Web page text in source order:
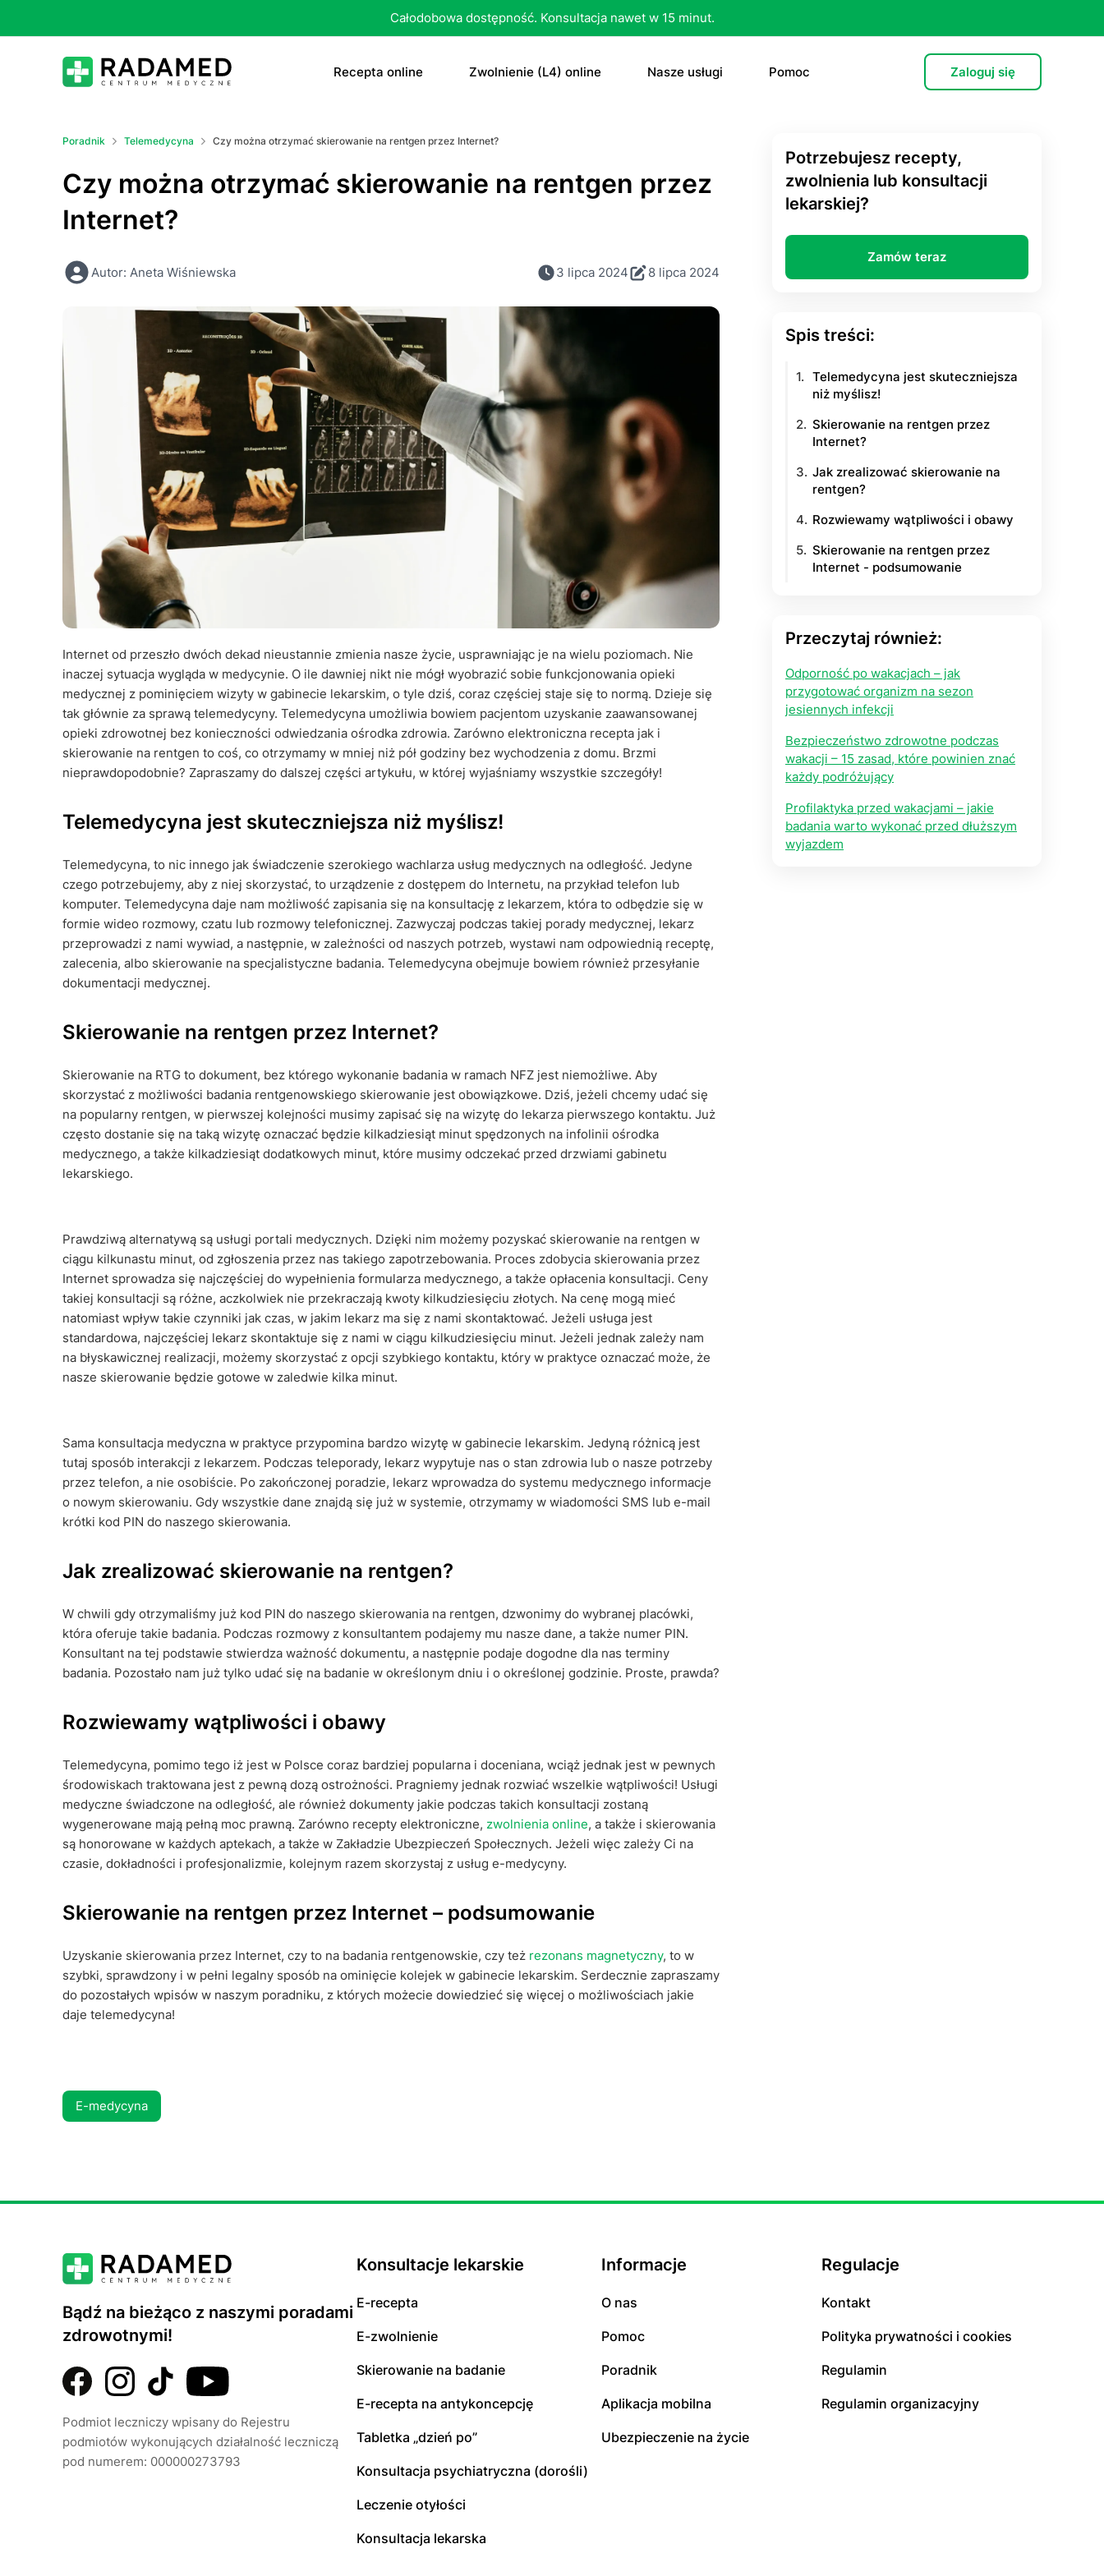
Całodobowa dostępność. Konsultacja nawet w 15 minut.
Recepta online Zwolnienie (L4) online Nasze usługi
Konsultacja lekarska
CT
Konsultacja psychiatryczna (dorośli)
Ubezpieczenie na życie
Pomoc Zaloguj się
Poradnik Telemedycyna Czy można otrzymać skierowanie na rentgen przez Internet?
Czy można otrzymać skierowanie na rentgen przez
Internet?
Autor: Aneta Wiśniewska 3 lipca 2024 8 lipca 2024
Internet od przeszło dwóch dekad nieustannie zmienia nasze życie, usprawniając je na wielu poziomach. Nie
inaczej sytuacja wygląda w medycynie. O ile dawniej nikt nie mógł wyobrazić sobie funkcjonowania opieki
medycznej z pominięciem wizyty w gabinecie lekarskim, o tyle dziś, coraz częściej staje się to normą. Dzieje się
tak głównie za sprawą telemedycyny. Telemedycyna umożliwia bowiem pacjentom uzyskanie zaawansowanej
opieki zdrowotnej bez konieczności odwiedzania ośrodka zdrowia. Zarówno elektroniczna recepta jak i
skierowanie na rentgen to coś, co otrzymamy w mniej niż pół godziny bez wychodzenia z domu. Brzmi
nieprawdopodobnie? Zapraszamy do dalszej części artykułu, w której wyjaśniamy wszystkie szczegóły!
Telemedycyna jest skuteczniejsza niż myślisz!
Telemedycyna, to nic innego jak świadczenie szerokiego wachlarza usług medycznych na odległość. Jedyne
czego potrzebujemy, aby z niej skorzystać, to urządzenie z dostępem do Internetu, na przykład telefon lub
komputer. Telemedycyna daje nam możliwość zapisania się na konsultację z lekarzem, która to odbędzie się w
formie wideo rozmowy, czatu lub rozmowy telefonicznej. Zazwyczaj podczas takiej porady medycznej, lekarz
przeprowadzi z nami wywiad, a następnie, w zależności od naszych potrzeb, wystawi nam odpowiednią receptę,
zalecenia, albo skierowanie na specjalistyczne badania. Telemedycyna obejmuje bowiem również przesyłanie
dokumentacji medycznej.
Skierowanie na rentgen przez Internet?
Skierowanie na RTG to dokument, bez którego wykonanie badania w ramach NFZ jest niemożliwe. Aby
skorzystać z możliwości badania rentgenowskiego skierowanie jest obowiązkowe. Dziś, jeżeli chcemy udać się
na popularny rentgen, w pierwszej kolejności musimy zapisać się na wizytę do lekarza pierwszego kontaktu. Już
często dostanie się na taką wizytę oznaczać będzie kilkadziesiąt minut spędzonych na infolinii ośrodka
medycznego, a także kilkadziesiąt dodatkowych minut, które musimy odczekać przed drzwiami gabinetu
lekarskiego.
Prawdziwą alternatywą są usługi portali medycznych. Dzięki nim możemy pozyskać skierowanie na rentgen w
ciągu kilkunastu minut, od zgłoszenia przez nas takiego zapotrzebowania. Proces zdobycia skierowania przez
Internet sprowadza się najczęściej do wypełnienia formularza medycznego, a także opłacenia konsultacji. Ceny
takiej konsultacji są różne, aczkolwiek nie przekraczają kwoty kilkudziesięciu złotych. Na cenę mogą mieć
natomiast wpływ takie czynniki jak czas, w jakim lekarz ma się z nami skontaktować. Jeżeli usługa jest
standardowa, najczęściej lekarz skontaktuje się z nami w ciągu kilkudziesięciu minut. Jeżeli jednak zależy nam
na błyskawicznej realizacji, możemy skorzystać z opcji szybkiego kontaktu, który w praktyce oznaczać może, że
nasze skierowanie będzie gotowe w zaledwie kilka minut.
Sama konsultacja medyczna w praktyce przypomina bardzo wizytę w gabinecie lekarskim. Jedyną różnicą jest
tutaj sposób interakcji z lekarzem. Podczas teleporady, lekarz wypytuje nas o stan zdrowia lub o nasze potrzeby
przez telefon, a nie osobiście. Po zakończonej poradzie, lekarz wprowadza do systemu medycznego informacje
o nowym skierowaniu. Gdy wszystkie dane znajdą się już w systemie, otrzymamy w wiadomości SMS lub e-mail
krótki kod PIN do naszego skierowania.
Jak zrealizować skierowanie na rentgen?
W chwili gdy otrzymaliśmy już kod PIN do naszego skierowania na rentgen, dzwonimy do wybranej placówki,
która oferuje takie badania. Podczas rozmowy z konsultantem podajemy mu nasze dane, a także numer PIN.
Konsultant na tej podstawie stwierdza ważność dokumentu, a następnie podaje dogodne dla nas terminy
badania. Pozostało nam już tylko udać się na badanie w określonym dniu i o określonej godzinie. Proste, prawda?
Rozwiewamy wątpliwości i obawy
Telemedycyna, pomimo tego iż jest w Polsce coraz bardziej popularna i doceniana, wciąż jednak jest w pewnych
środowiskach traktowana jest z pewną dozą ostrożności. Pragniemy jednak rozwiać wszelkie wątpliwości! Usługi
medyczne świadczone na odległość, ale również dokumenty jakie podczas takich konsultacji zostaną
wygenerowane mają pełną moc prawną. Zarówno recepty elektroniczne, zwolnienia online, a także i skierowania
są honorowane w każdych aptekach, a także w Zakładzie Ubezpieczeń Społecznych. Jeżeli więc zależy Ci na
czasie, dokładności i profesjonalizmie, kolejnym razem skorzystaj z usług e-medycyny.
Skierowanie na rentgen przez Internet – podsumowanie
Uzyskanie skierowania przez Internet, czy to na badania rentgenowskie, czy też rezonans magnetyczny, to w
szybki, sprawdzony i w pełni legalny sposób na ominięcie kolejek w gabinecie lekarskim. Serdecznie zapraszamy
do pozostałych wpisów w naszym poradniku, z których możecie dowiedzieć się więcej o możliwościach jakie
daje telemedycyna!
E-medycyna
Potrzebujesz recepty,
zwolnienia lub konsultacji
lekarskiej?
Zamów teraz
Spis treści:
Telemedycyna jest skuteczniejsza
niż myślisz!
Skierowanie na rentgen przez
Internet?
Jak zrealizować skierowanie na
rentgen?
Rozwiewamy wątpliwości i obawy
Skierowanie na rentgen przez
Internet - podsumowanie
Przeczytaj również:
Odporność po wakacjach – jak
przygotować organizm na sezon
jesiennych infekcji
Bezpieczeństwo zdrowotne podczas
wakacji – 15 zasad, które powinien znać
każdy podróżujący
Profilaktyka przed wakacjami – jakie
badania warto wykonać przed dłuższym
wyjazdem
Bądź na bieżąco z naszymi poradami
zdrowotnymi!
Podmiot leczniczy wpisany do Rejestru
podmiotów wykonujących działalność leczniczą
pod numerem: 000000273793
Konsultacje lekarskie
E-recepta
E-zwolnienie
Skierowanie na badanie
E-recepta na antykoncepcję
Tabletka „dzień po”
Konsultacja psychiatryczna (dorośli)
Leczenie otyłości
Konsultacja lekarska
Informacje
O nas
Pomoc
Poradnik
Aplikacja mobilna
Ubezpieczenie na życie
Regulacje
Kontakt
Polityka prywatności i cookies
Regulamin
Regulamin organizacyjny